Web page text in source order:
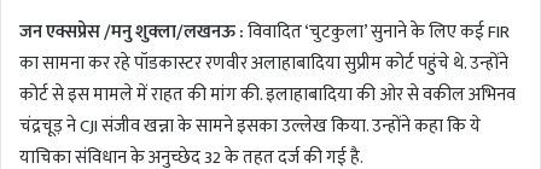
जन एक्सप्रेस /मनु शुक्ला/लखनऊ :विवादित ‘चुटकुला’ सुनाने के लिए कई FIR
का सामना कर रहे पॉडकास्टर रणवीर अलाहाबादिया सुप्रीम कोर्ट पहुंचे थे. उन्होंने
कोर्ट से इस मामले में राहत की मांग की. इलाहाबादिया की ओर से वकील अभिनव
चंद्रचूड़ ने CJI संजीव खन्ना के सामने इसका उल्लेख किया. उन्होंने कहा कि ये
याचिका संविधान के अनुच्छेद 32 के तहत दर्ज की गई है.